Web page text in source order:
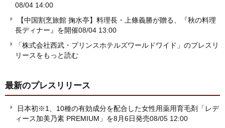
08/04 14:00
【中国割烹旅館 掬水亭】料理長・上條義勝が贈る、『秋の料理
長ディナー』を開催08/04 13:00
「株式会社西武・プリンスホテルズワールドワイド」のプレスリ
リースをもっと読む
最新のプレスリリース
日本初※1、10種の有効成分を配合した女性用薬用育毛剤「レデ
ィース加美乃素 PREMIUM」を8月6日発売08/05 12:00